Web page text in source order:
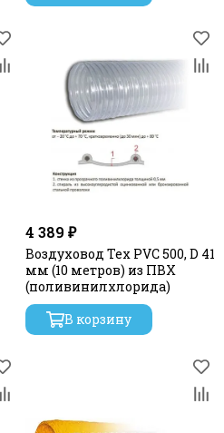
4 389 ₽
Воздуховод Tex PVC 500, D 41
мм (10 метров) из ПВХ
(поливинилхлорида)
В корзину